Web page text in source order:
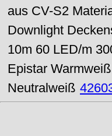
aus CV-S2
Downlight
10m 60 LED/m
Epistar Warmweiß
Neutralweiß